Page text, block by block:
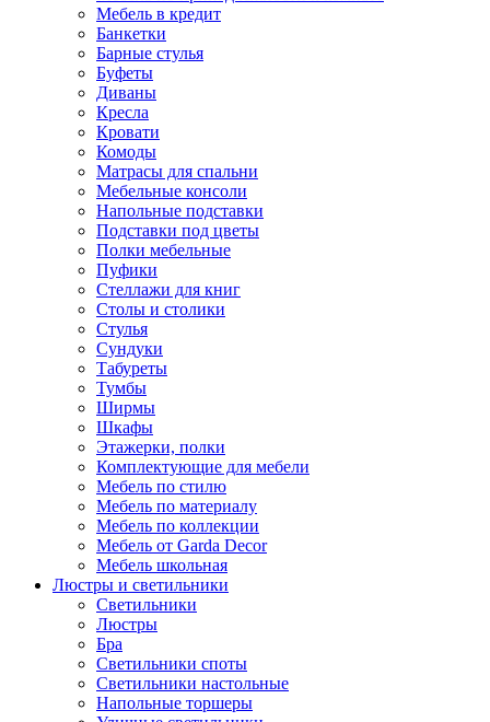
Мебель в кредит
Банкетки
Барные стулья
Буфеты
Диваны
Кресла
Кровати
Комоды
Матрасы для спальни
Мебельные консоли
Напольные подставки
Подставки под цветы
Полки мебельные
Пуфики
Стеллажи для книг
Столы и столики
Стулья
Сундуки
Табуреты
Тумбы
Ширмы
Шкафы
Этажерки, полки
Комплектующие для мебели
Мебель по стилю
Мебель по материалу
Мебель по коллекции
Мебель от Garda Decor
Мебель школьная
Люстры и светильники
Светильники
Люстры
Бра
Светильники споты
Светильники настольные
Напольные торшеры